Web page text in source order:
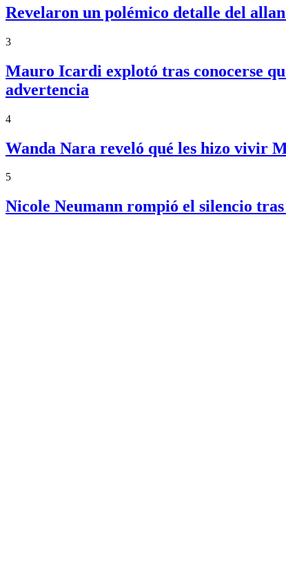
Revelaron un polémico detalle del
3
Mauro Icardi explotó tras conocerse
advertencia
4
Wanda Nara reveló qué les hizo vivir
5
Nicole Neumann rompió el silencio